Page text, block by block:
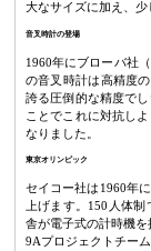
大なサイズに加え、少
音叉時計の登場
1960年にブローバ社
の音叉時計は高精度
誇る圧倒的な精度で
ことでこれに対抗し
なりました。
東京オリンピック
セイコー社は1960年
上げます。150人体
舎が電子式の計時機
9Aプロジェクトチー